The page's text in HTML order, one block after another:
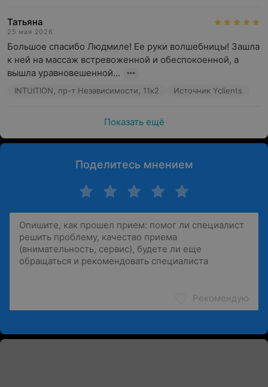
Татьяна
25 мая 2026
Большое спасибо Людмиле! Ее руки волшебницы! Зашла
к ней на массаж встревоженной и обеспокоенной, а
вышла уравновешенной...
INTUITION, пр-т Независимости, 11к2 Источник Yclients
Показать ещё
Поделитесь мнением
Рекомендую